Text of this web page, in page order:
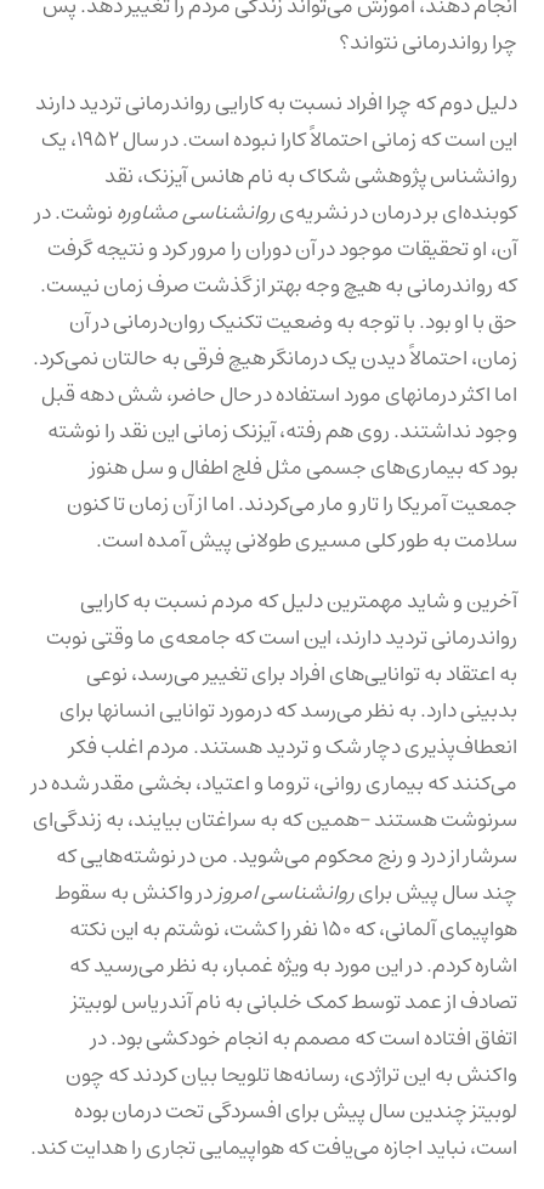
چرا رواندرمانی نتواند؟
دلیل دوم که چرا افراد نسبت به کارایی رواندرمانی تردید دارند
این است که زمانی احتمالاً کارا نبوده است. در سال ۱۹۵۲، یک
روانشناس پژوهشی شکاک به نام هانس آیزنک، نقد
کوبنده‌ای بر درمان در نشریه‌یروانشناسی مشاورهنوشت. در
آن، او تحقیقات موجود در آن دوران را مرور کرد و نتیجه گرفت
که رواندرمانی به هیچ وجه بهتر از گذشت صرف زمان نیست.
حق با او بود. با توجه به وضعیت تکنیک روان‌درمانی در آن
زمان، احتمالاً دیدن یک درمانگر هیچ فرقی به حالتان نمی‌کرد.
اما اکثر درمانهای مورد استفاده در حال حاضر، شش دهه قبل
وجود نداشتند. روی هم رفته، آیزنک زمانی این نقد را نوشته
بود که بیماری‌های جسمی مثل فلج اطفال و سل هنوز
جمعیت آمریکا را تار و مار می‌کردند. اما از آن زمان تا کنون
سلامت به طور کلی مسیری طولانی پیش آمده است.
آخرین و شاید مهمترین دلیل که مردم نسبت به کارایی
رواندرمانی تردید دارند، این است که جامعه‌ی ما وقتی نوبت
به اعتقاد به توانایی‌های افراد برای تغییر می‌رسد، نوعی
بدبینی دارد. به نظر می‌رسد که درمورد توانایی انسانها برای
انعطاف‌پذیری دچار شک و تردید هستند. مردم اغلب فکر
می‌کنند که بیماری روانی، تروما و اعتیاد، بخشی مقدر شده در
سرنوشت هستند –همین که به سراغتان بیایند، به زندگی‌ای
سرشار از درد و رنج محکوم می‌شوید. من در نوشته‌هایی که
چند سال پیش برایروانشناسی امروزدر واکنش به سقوط
هواپیمای آلمانی، که ۱۵۰ نفر را کشت، نوشتم به این نکته
اشاره کردم. در این مورد به ویژه غمبار، به نظر می‌رسید که
تصادف از عمد توسط کمک خلبانی به نام آندریاس لوبیتز
اتفاق افتاده است که مصمم به انجام خودکشی بود. در
واکنش به این تراژدی، رسانه‌ها تلویحا بیان کردند که چون
لوبیتز چندین سال پیش برای افسردگی تحت درمان بوده
است، نباید اجازه می‌یافت که هواپیمایی تجاری را هدایت کند.